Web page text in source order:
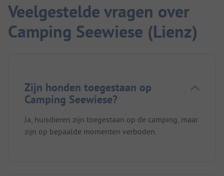
Veelgestelde vragen over
Camping Seewiese (Lienz)
Zijn honden toegestaan op
Camping Seewiese?
Ja, huisdieren zijn toegestaan op de camping, maar
zijn op bepaalde momenten verboden.